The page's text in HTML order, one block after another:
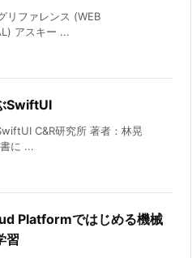
リファレンス (WEB
アスキー ...
SwiftUI
C&R研究所 著者：林晃
に ...
Platformではじめる機械
習